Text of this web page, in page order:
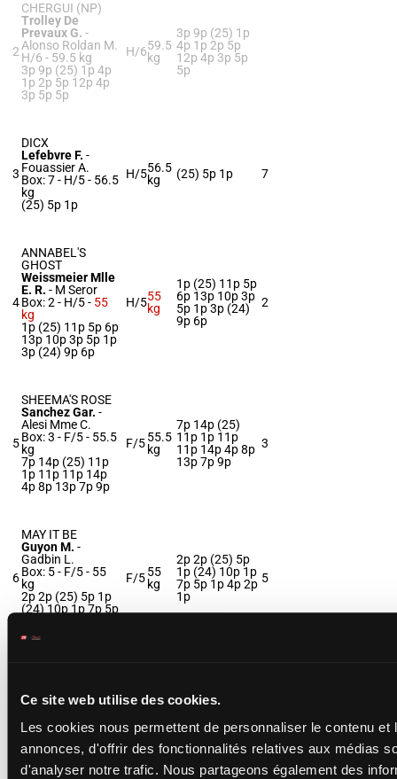
Ce site web utilise des cookies.
Les cookies nous permettent de personnaliser le contenu et
annonces, d'offrir des fonctionnalités relatives aux médias
d'analyser notre trafic. Nous partageons également des
2
CHERGUI (NP)
Trolley De
Prevaux G. -
Alonso Roldan M.
H/6 - 59.5 kg
3p 9p (25) 1p 4p
1p 2p 5p 12p 4p
3p 5p 5p
H/659.5
kg
3p 9p (25) 1p
4p 1p 2p 5p
12p 4p 3p 5p
5p
3
DICX
Lefebvre F. -
Fouassier A.
Box: 7 - H/5 - 56.5
kg
(25) 5p 1p
H/556.5
kg
(25) 5p 1p 7
4
ANNABEL'S
GHOST
Weissmeier Mlle
E. R. - M Seror
Box: 2 - H/5 - 55
kg
1p (25) 11p 5p 6p
13p 10p 3p 5p 1p
3p (24) 9p 6p
H/555
kg
1p (25) 11p 5p
6p 13p 10p 3p
5p 1p 3p (24)
9p 6p
2
5
SHEEMA'S ROSE
Sanchez Gar. -
Alesi Mme C.
Box: 3 - F/5 - 55.5
kg
7p 14p (25) 11p
1p 11p 11p 14p
4p 8p 13p 7p 9p
F/555.5
kg
7p 14p (25)
11p 1p 11p
11p 14p 4p 8p
13p 7p 9p
3
6
MAY IT BE
Guyon M. -
Gadbin L.
Box: 5 - F/5 - 55
kg
2p 2p (25) 5p 1p
(24) 10p 1p 7p 5p
F/555
kg
2p 2p (25) 5p
1p (24) 10p 1p
7p 5p 1p 4p 2p
1p
5
Meury G.-
Shimizu H.
F/4 -
52 kg
1p (25) 12p 6p 4p
15p 4p 5p 3p 5p
1p (24) 8p
52
1p (25) 12p 6p
4p 15p 4p 5p
3p 5p 1p (24)
8p